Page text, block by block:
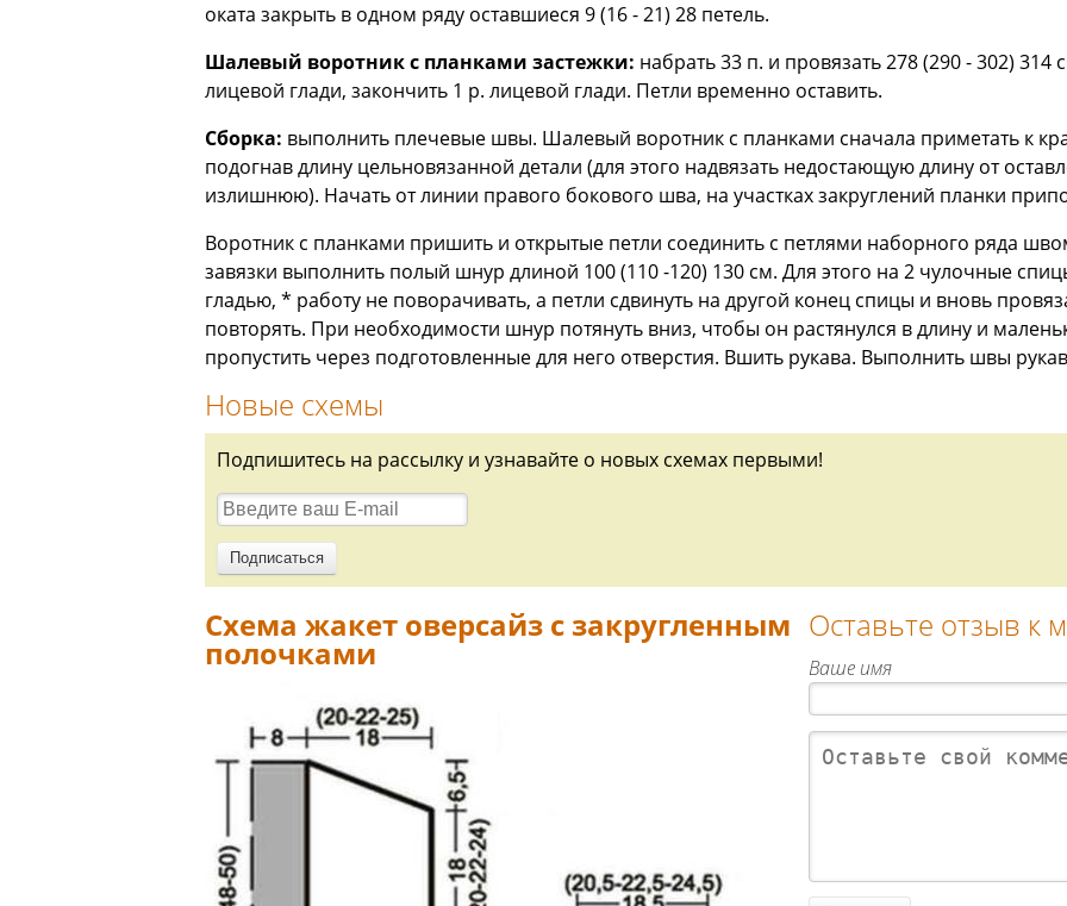
оката закрыть в одном ряду оставшиеся 9 (16 - 21) 28 петель.
Шалевый воротник с планками застежки: набрать 33 п. и провязать 278 (290 - 302)
лицевой глади, закончить 1 р. лицевой глади. Петли временно оставить.
Сборка: выполнить плечевые швы. Шалевый воротник с планками сначала приметать к
подогнав длину цельновязанной детали (для этого надвязать недостающую длину от
излишнюю). Начать от линии правого бокового шва, на участках закруглений планки
Воротник с планками пришить и открытые петли соединить с петлями наборного ряда
завязки выполнить полый шнур длиной 100 (110 -120) 130 см. Для этого на 2 чулочные
гладью, * работу не поворачивать, а петли сдвинуть на другой конец спицы и вновь
повторять. При необходимости шнур потянуть вниз, чтобы он растянулся в длину и
пропустить через подготовленные для него отверстия. Вшить рукава. Выполнить швы
Новые схемы
Подпишитесь на рассылку и узнавайте о новых схемах первыми!
Схема жакет оверсайз с закругленным
полочками
Оставьте отзыв к
Ваше имя